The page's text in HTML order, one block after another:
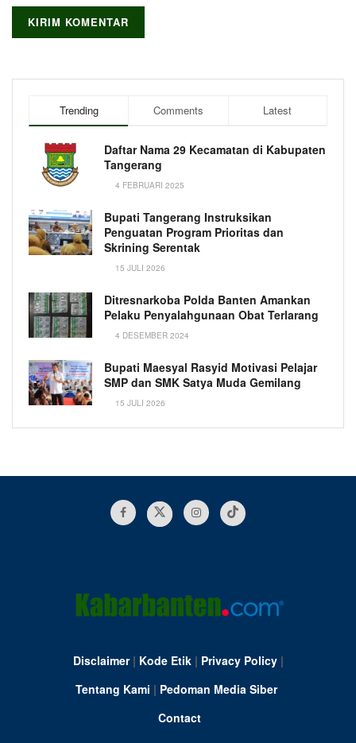
Trending Comments Latest
Daftar Nama 29 Kecamatan di Kabupaten
Tangerang
4 FEBRUARI 2025
Bupati Tangerang Instruksikan
Penguatan Program Prioritas dan
Skrining Serentak
15 JULI 2026
Ditresnarkoba Polda Banten Amankan
Pelaku Penyalahgunaan Obat Terlarang
4 DESEMBER 2024
Bupati Maesyal Rasyid Motivasi Pelajar
SMP dan SMK Satya Muda Gemilang
15 JULI 2026
Disclaimer| Kode Etik| Privacy Policy|
Tentang Kami | Pedoman Media Siber
Contact